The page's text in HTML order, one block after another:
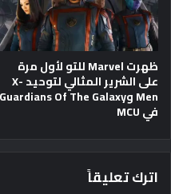
ظهرت Marvel للتو لأول مرة
على الشرير المثالي لتوحيد X-
Men وGuardians Of The Galaxy
في MCU
اترك تعليقاً